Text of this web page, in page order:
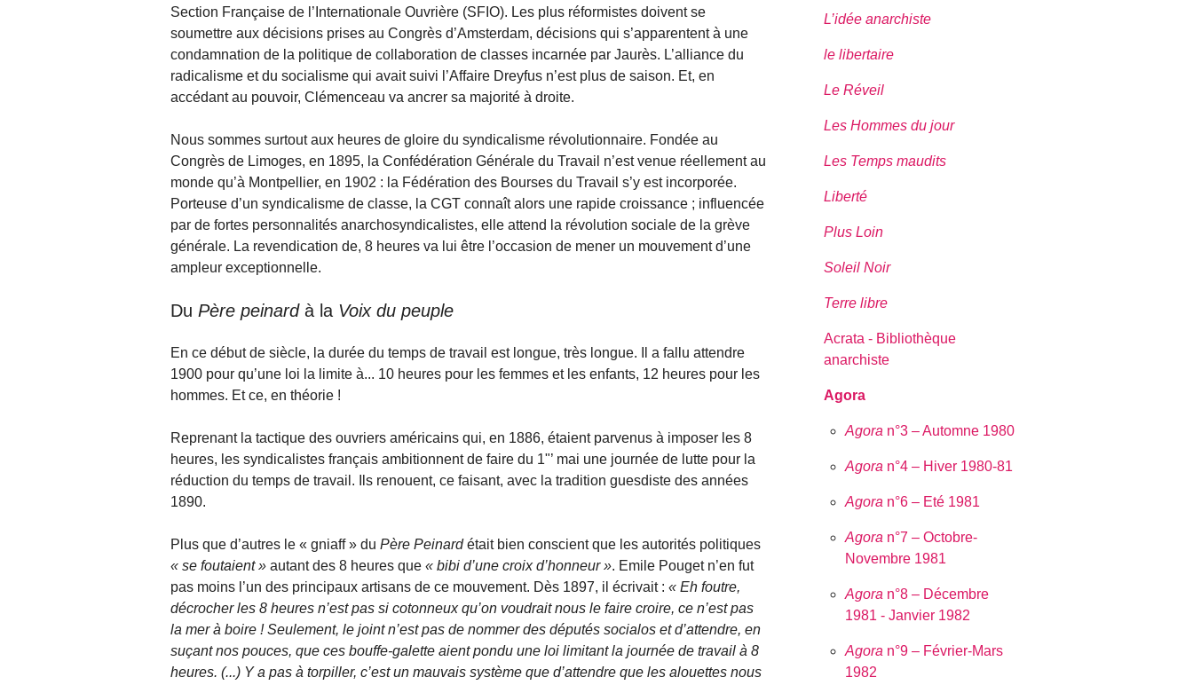
Section Française de l’Internationale Ouvrière (SFIO). Les plus réformistes doivent se
soumettre aux décisions prises au Congrès d’Amsterdam, décisions qui s’apparentent à une
condamnation de la politique de collaboration de classes incarnée par Jaurès. L’alliance du
radicalisme et du socialisme qui avait suivi l’Affaire Dreyfus n’est plus de saison. Et, en
accédant au pouvoir, Clémenceau va ancrer sa majorité à droite.
Nous sommes surtout aux heures de gloire du syndica­lisme révolutionnaire. Fondée au
Congrès de Limoges, en 1895, la Confédération Géné­rale du Travail n’est venue réellement au
monde qu’à Montpellier, en 1902 : la Fédé­ration des Bourses du Travail s’y est incorporée.
Porteuse d’un syndicalisme de classe, la CGT connaît alors une rapide croissance ; influencée
par de fortes personnalités anarcho­syndicalistes, elle attend la révolution sociale de la grève
générale. La revendication de, 8 heures va lui être l’occasion de mener un mouvement d’une
ampleur exceptionnelle.
Du Père peinardà la Voix du peuple
En ce début de siècle, la durée du temps de travail est longue, très longue. Il a fallu attendre
1900 pour qu’une loi la limite à... 10 heures pour les femmes et les enfants, 12 heures pour les
hommes. Et ce, en théorie !
Reprenant la tactique des ouvriers américains qui, en 1886, étaient parvenus à imposer les 8
heures, les syndicalistes français ambi­tionnent de faire du 1"’ mai une journée de lutte pour la
réduction du temps de travail. Ils renouent, ce faisant, avec la tradition guesdiste des années
1890.
Plus que d’autres le « gniaff » du Père Peinardétait bien conscient que les autorités politiques
se fou­taient
autant des 8 heures que bibi d’une croix d’hon­neur
. Emile Pouget n’en fut
pas moins l’un des principaux artisans de ce mouvement. Dès 1897, il écrivait :
Eh foutre,
décrocher les 8 heures n’est pas si cotonneux qu’on voudrait nous le faire croire, ce n’est pas
la mer à boire ! Seulement, le joint n’est pas de nommer des députés socialos et d’attendre, en
suçant nos pouces, que ces bouffe-galette aient pondu une loi limitant la journée de travail à 8
heures. (...) Y a pas à torpiller, c’est un mauvais système que d’attendre que les alouettes nous
L’idée anarchiste
le libertaire
Le Réveil
Les Hommes du jour
Les Temps maudits
Liberté
Plus Loin
Soleil Noir
Terre libre
Acrata - Bibliothèque
anarchiste
Agora
Agora n°3 – Automne 1980
Agora n°4 – Hiver 1980-81
Agora n°6 – Eté 1981
Agora n°7 – Octobre-
Novembre 1981
Agora n°8 – Décembre
1981 - Janvier 1982
Agora n°9 – Février-Mars
1982